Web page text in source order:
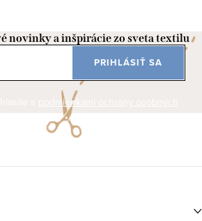
novinky a inšpirácie zo sveta textilu
podmienkami ochrany osobných
údajov
PRIHLÁSIŤ SA